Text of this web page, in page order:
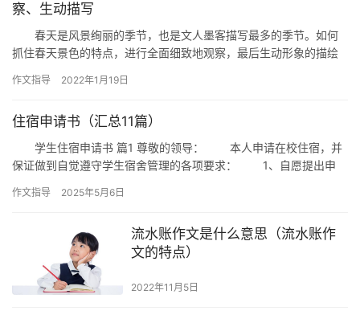
察、生动描写
春天是风景绚丽的季节，也是文人墨客描写最多的季节。如何
抓住春天景色的特点，进行全面细致地观察，最后生动形象的描绘
颜色、…
作文指导 2022年1月19日
住宿申请书（汇总11篇）
学生住宿申请书 篇1 尊敬的领导： 本人申请在校住宿，并
保证做到自觉遵守学生宿舍管理的各项要求： 1、自愿提出申
作文指导 2025年5月6日
流水账作文是什么意思（流水账作
文的特点）
2022年11月5日